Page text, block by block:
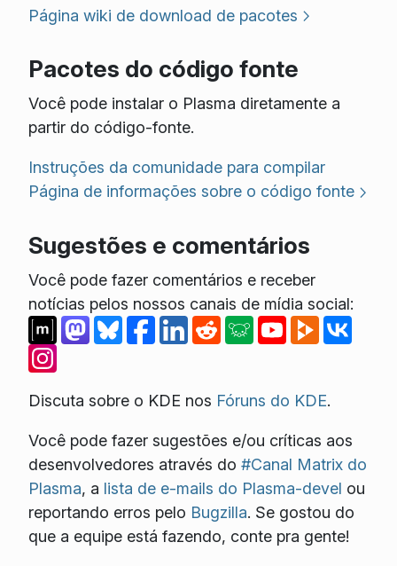
Página wiki de download de pacotes
Pacotes do código fonte
Você pode instalar o Plasma diretamente a
partir do código-fonte.
Instruções da comunidade para compilar
Página de informações sobre o código fonte
Sugestões e comentários
Você pode fazer comentários e receber
notícias pelos nossos canais de mídia social:
Discuta sobre o KDE nos Fóruns do KDE.
Você pode fazer sugestões e/ou críticas aos
desenvolvedores através do #Canal Matrix do
Plasma, a lista de e-mails do Plasma-devel ou
reportando erros pelo Bugzilla. Se gostou do
que a equipe está fazendo, conte pra gente!